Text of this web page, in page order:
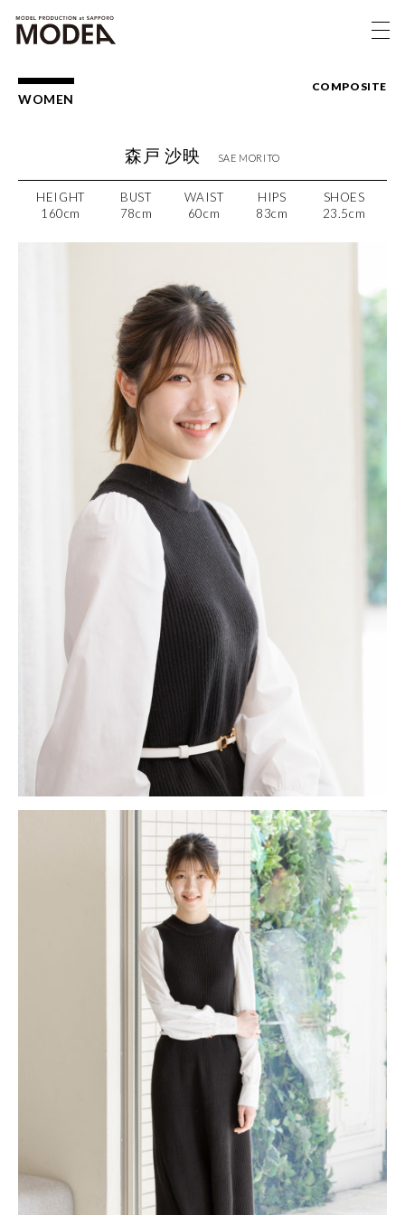
WOMEN
COMPOSITE
森戸 沙映 SAE MORITO
HEIGHT BUST WAIST HIPS
SHOES
160cm
78cm 60cm 83cm 23.5cm